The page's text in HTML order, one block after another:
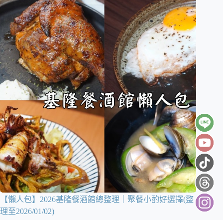
【懶人包】2026基隆餐酒館總整理｜聚餐小酌好選擇(整
理至2026/01/02)